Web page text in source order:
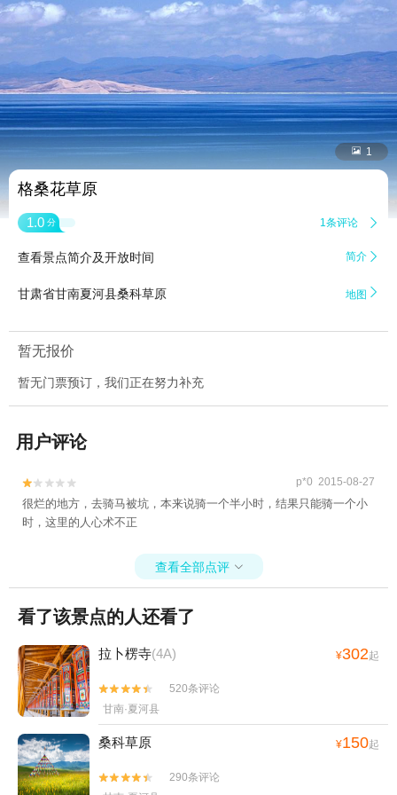
 1
格桑花草原
1.0 分 1条评论 
查看景点简介及开放时间 简介 
甘肃省甘南夏河县桑科草原 地图 
暂无报价
暂无门票预订，我们正在努力补充
用户评论

 p*0 2015-08-27
很烂的地方，去骑马被坑，本来说骑一个半小时，结果只能骑一个小
时，这里的人心术不正
查看全部点评 
看了该景点的人还看了
拉卜楞寺(4A) ¥302起


520条评论
甘南·夏河县
桑科草原 ¥150起


290条评论
